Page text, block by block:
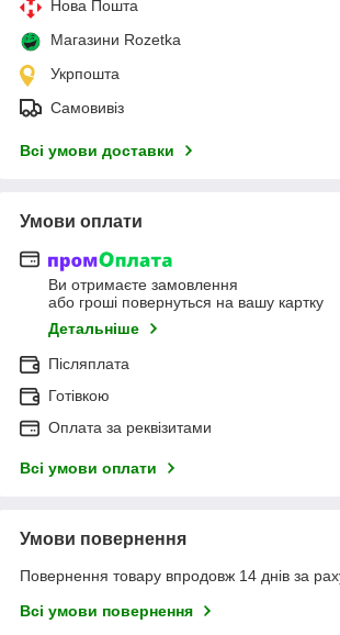
Нова Пошта
Магазини Rozetka
Укрпошта
Самовивіз
Всі умови доставки
Умови оплати
Ви отримаєте замовлення
або гроші повернуться на вашу картку
Детальніше
Післяплата
Готівкою
Оплата за реквізитами
Всі умови оплати
Умови повернення
Повернення товару впродовж 14 днів за
Всі умови повернення